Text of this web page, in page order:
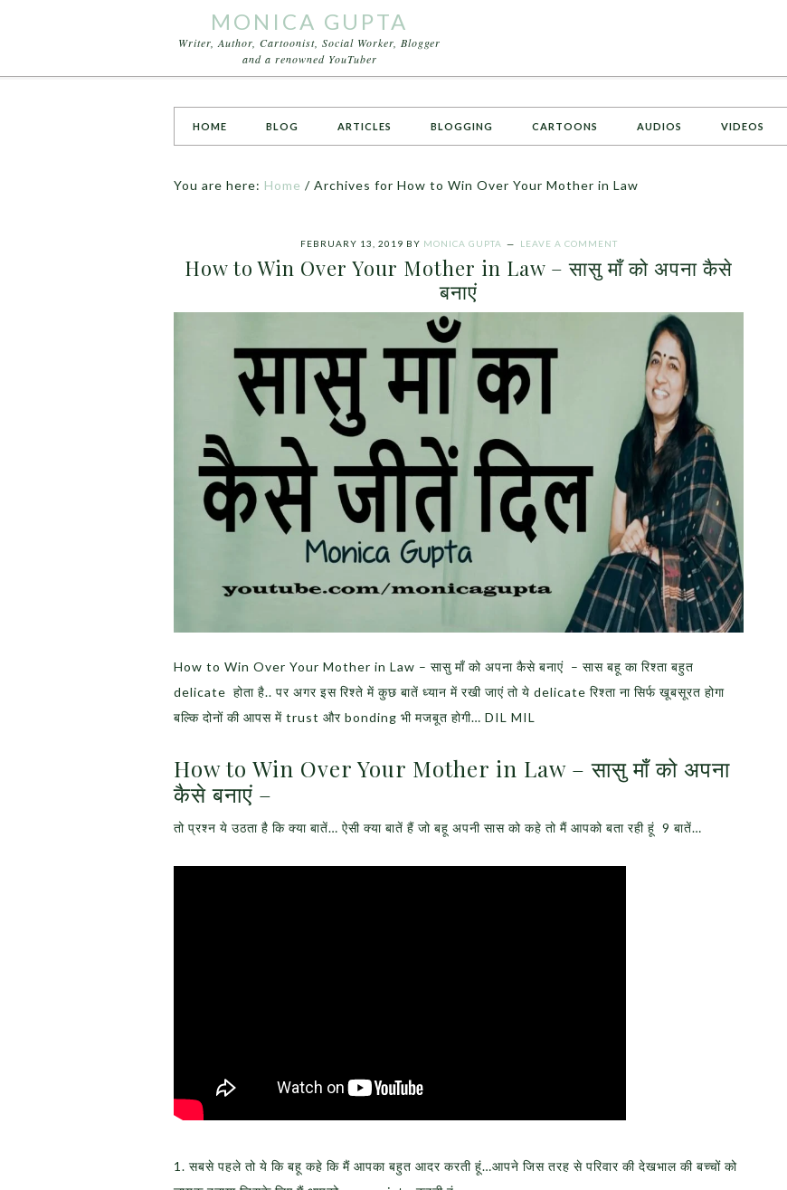
MONICA GUPTA
Writer, Author, Cartoonist, Social Worker, Blogger
and a renowned YouTuber
HOME BLOG ARTICLES BLOGGING CARTOONS AUDIOS VIDEOS
You are here: Home / Archives for How to Win Over Your Mother in Law
FEBRUARY 13, 2019 BY MONICA GUPTA LEAVE A COMMENT
How to Win Over Your Mother in Law – सासु माँ को अपना कैसे
बनाएं
How to Win Over Your Mother in Law – सासु माँ को अपना कैसे बनाएं – सास बहू का रिश्ता बहुत
delicate होता है.. पर अगर इस रिश्ते में कुछ बातें ध्यान में रखी जाएं तो ये delicate रिश्ता ना सिर्फ खूबसूरत होगा
बल्कि दोनों की आपस में trust और bonding भी मजबूत होगी… DIL MIL
How to Win Over Your Mother in Law – सासु माँ को अपना
कैसे बनाएं –
तो प्रश्न ये उठता है कि क्या बातें… ऐसी क्या बातें हैं जो बहू अपनी सास को कहे तो मैं आपको बता रही हूं 9 बातें…
1. सबसे पहले तो ये कि बहू कहे कि मैं आपका बहुत आदर करती हूं…आपने जिस तरह से परिवार की देखभाल की बच्चों को